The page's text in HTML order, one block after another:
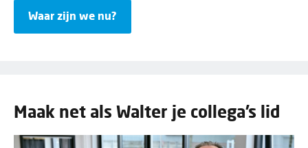
Waar zijn we nu?
Maak net als Walter je collega’s lid